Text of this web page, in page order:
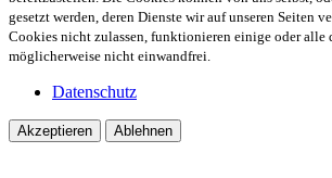
gesetzt werden, deren Dienste wir auf unseren Seiten
Cookies nicht zulassen, funktionieren einige oder alle
möglicherweise nicht einwandfrei.
Datenschutz
Akzeptieren Ablehnen